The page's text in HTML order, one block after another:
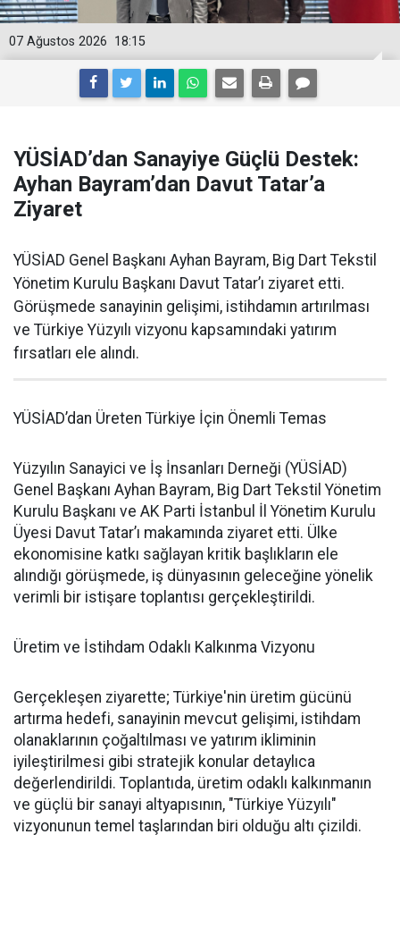
18:15
07 Ağustos 2026
YÜSİAD’dan Sanayiye Güçlü Destek:
Ayhan Bayram’dan Davut Tatar’a
Ziyaret
YÜSİAD Genel Başkanı Ayhan Bayram, Big Dart Tekstil
Yönetim Kurulu Başkanı Davut Tatar’ı ziyaret etti.
Görüşmede sanayinin gelişimi, istihdamın artırılması
ve Türkiye Yüzyılı vizyonu kapsamındaki yatırım
fırsatları ele alındı.
YÜSİAD’dan Üreten Türkiye İçin Önemli Temas
Yüzyılın Sanayici ve İş İnsanları Derneği (YÜSİAD)
Genel Başkanı Ayhan Bayram, Big Dart Tekstil Yönetim
Kurulu Başkanı ve AK Parti İstanbul İl Yönetim Kurulu
Üyesi Davut Tatar’ı makamında ziyaret etti. Ülke
ekonomisine katkı sağlayan kritik başlıkların ele
alındığı görüşmede, iş dünyasının geleceğine yönelik
verimli bir istişare toplantısı gerçekleştirildi.
Üretim ve İstihdam Odaklı Kalkınma Vizyonu
Gerçekleşen ziyarette; Türkiye'nin üretim gücünü
artırma hedefi, sanayinin mevcut gelişimi, istihdam
olanaklarının çoğaltılması ve yatırım ikliminin
iyileştirilmesi gibi stratejik konular detaylıca
değerlendirildi. Toplantıda, üretim odaklı kalkınmanın
ve güçlü bir sanayi altyapısının, "Türkiye Yüzyılı"
vizyonunun temel taşlarından biri olduğu altı çizildi.